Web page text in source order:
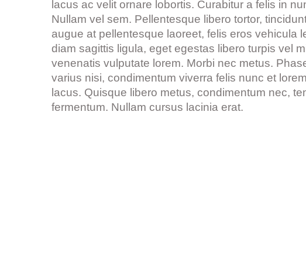
lacus ac velit ornare lobortis. Curabitur a felis in
Nullam vel sem. Pellentesque libero tortor,
augue at pellentesque laoreet, felis eros vehicula
diam sagittis ligula, eget egestas libero turpis vel
venenatis vulputate lorem. Morbi nec metus.
varius nisi, condimentum viverra felis nunc et
lacus. Quisque libero metus, condimentum nec,
fermentum. Nullam cursus lacinia erat.